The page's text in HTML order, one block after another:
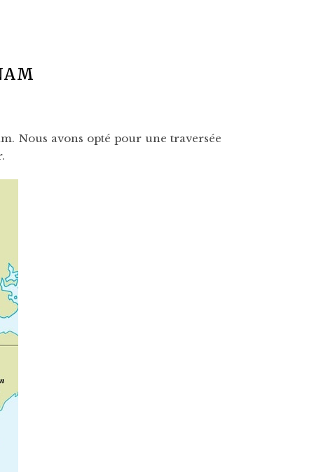
Nous avons opté pour une traversée